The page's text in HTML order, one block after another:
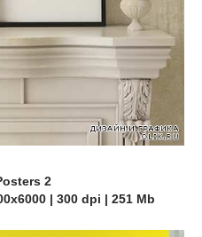
2
| 300 dpi | 251 Mb